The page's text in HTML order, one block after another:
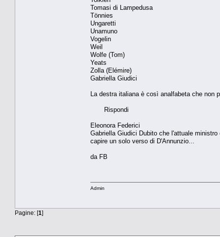
Tomasi di Lampedusa
Tönnies
Ungaretti
Unamuno
Vogelin
Weil
Wolfe (Tom)
Yeats
Zolla (Elémire)
Gabriella Giudici
La destra italiana è così analfabeta che non
Rispondi
Eleonora Federici
Gabriella Giudici Dubito che l'attuale
capire un solo verso di D'Annunzio...
da FB
Admin
Pagine: [1]